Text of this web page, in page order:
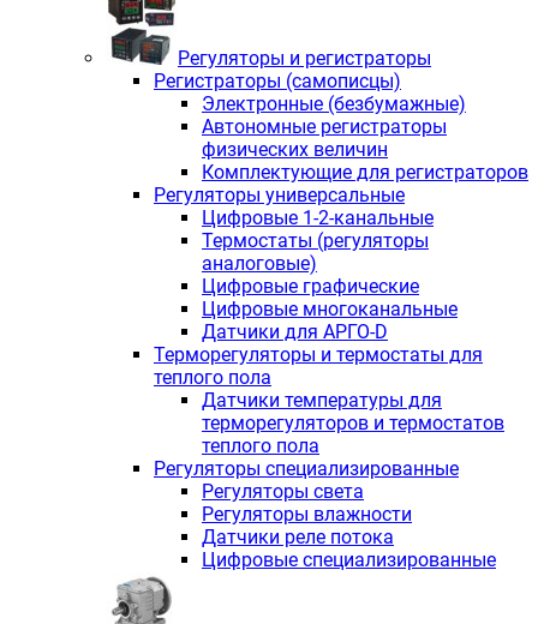
Регуляторы и регистраторы
Регистраторы (самописцы)
Электронные (безбумажные)
Автономные регистраторы
физических величин
Комплектующие для регистраторов
Регуляторы универсальные
Цифровые 1-2-канальные
Термостаты (регуляторы
аналоговые)
Цифровые графические
Цифровые многоканальные
Датчики для АРГО-D
Терморегуляторы и термостаты для
теплого пола
Датчики температуры для
терморегуляторов и термостатов
теплого пола
Регуляторы специализированные
Регуляторы света
Регуляторы влажности
Датчики реле потока
Цифровые специализированные